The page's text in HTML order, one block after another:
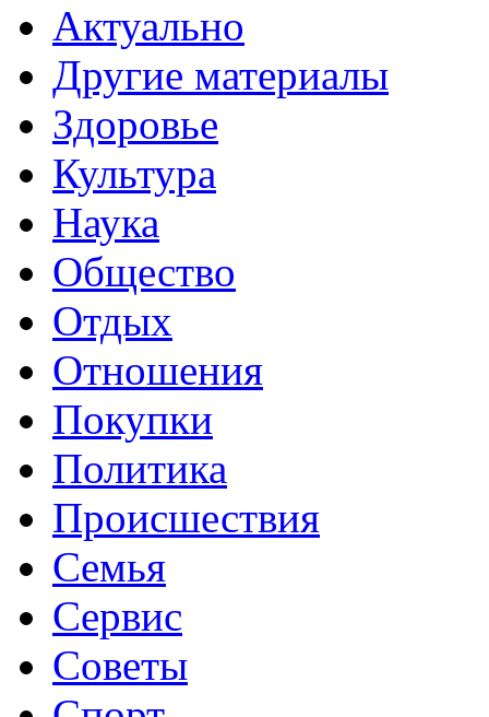
Актуально
Другие материалы
Здоровье
Культура
Наука
Общество
Отдых
Отношения
Покупки
Политика
Происшествия
Семья
Сервис
Советы